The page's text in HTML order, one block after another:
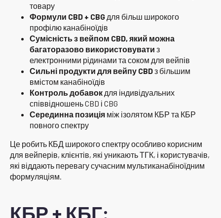
товару
Формули CBD + CBG для більш широкого
профілю канабіноїдів
Сумісність з вейпом CBD, який можна
багаторазово використовувати з
електронними рідинами та соком для вейпів
Сильні продукти для вейпу CBDз більшим
вмістом канабіноїдів
Контроль добавок для індивідуальних
співвідношень CBD і CBG
Серединна позиція між ізолятом КБР та КБР
повного спектру
Це робить КБД широкого спектру особливо корисним
для вейперів, клієнтів, які уникають ТГК, і користувачів,
які віддають перевагу сучасним мультиканабіноїдним
формуляціям.
КБР + КБГ: